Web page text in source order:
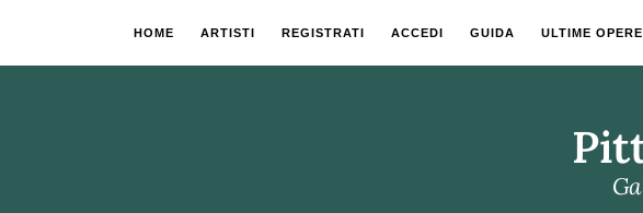
HOME ARTISTI REGISTRATI ACCEDI GUIDA ULTIME OPERE